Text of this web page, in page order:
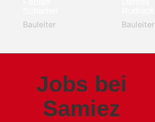
Bauleiter
Bauleiter
Jobs bei
Samiez